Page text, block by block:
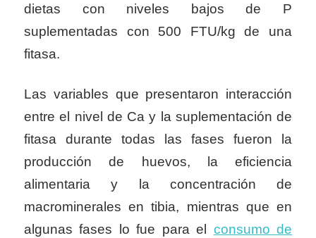
dietas con niveles bajos de P
suplementadas con 500 FTU/kg de una
fitasa.
Las variables que presentaron interacción
entre el nivel de Ca y la suplementación de
fitasa durante todas las fases fueron la
producción de huevos, la eficiencia
alimentaria y la concentración de
macrominerales en tibia, mientras que en
algunas fases lo fue para el consumo de